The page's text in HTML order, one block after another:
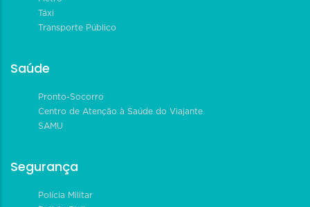
Táxi
Transporte Público
Saúde
Pronto-Socorro
Centro de Atenção à Saúde do Viajante
SAMU
Segurança
Polícia Militar